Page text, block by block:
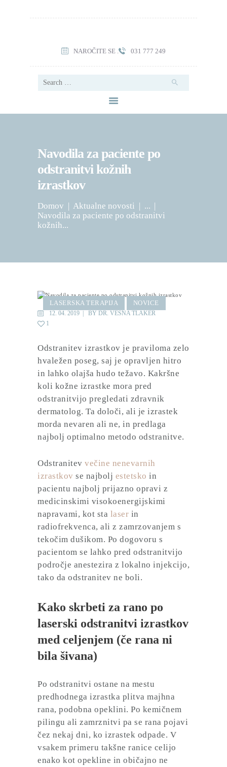
NAROČITE SE . 031 777 249
Navodila za paciente po
odstranitvi kožnih
izrastkov
Domov Aktualne novosti
...
Navodila za paciente po odstranitvi
kožnih...
DERMATOLOGIJA
O NAS
CENIK
SLIKE
LASERSKA TERAPIJA NOVICE
12. 04. 2019 BY DR. VESNA TLAKER
1
Odstranitev izrastkov je praviloma zelo
hvaležen poseg, saj je opravljen hitro
in lahko olajša hudo težavo. Kakršne
koli kožne izrastke mora pred
odstranitvijo pregledati zdravnik
dermatolog. Ta določi, ali je izrastek
morda nevaren ali ne, in predlaga
najbolj optimalno metodo odstranitve.
Odstranitev večine nenevarnih
izrastkov se najbolj estetsko in
pacientu najbolj prijazno opravi z
medicinskimi visokoenergijskimi
napravami, kot sta laser in
radiofrekvenca, ali z zamrzovanjem s
tekočim dušikom. Po dogovoru s
pacientom se lahko pred odstranitvijo
področje anestezira z lokalno injekcijo,
tako da odstranitev ne boli.
Kako skrbeti za rano po
laserski odstranitvi izrastkov
med celjenjem (če rana ni
bila šivana)
Po odstranitvi ostane na mestu
predhodnega izrastka plitva majhna
rana, podobna opeklini. Po kemičnem
pilingu ali zamrznitvi pa se rana pojavi
čez nekaj dni, ko izrastek odpade. V
vsakem primeru takšne ranice celijo
enako kot opekline in običajno ne